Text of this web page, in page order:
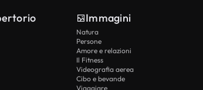
Immagini
Natura
Persone
Amore e relazioni
Il Fitness
Videografia aerea
Cibo e bevande
Viaggiare